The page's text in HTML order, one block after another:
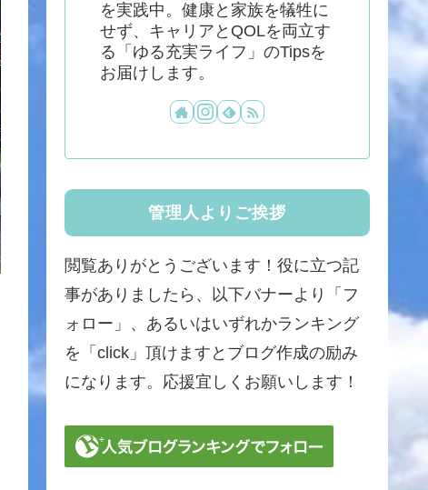
を実践中。健康と家族を犠牲に
せず、キャリアとQOLを両立す
る「ゆる充実ライフ」のTipsを
お届けします。
管理人よりご挨拶
閲覧ありがとうございます！役に立つ記
事がありましたら、以下バナーより「フ
ォロー」、あるいはいずれかランキング
を「click」頂けますとブログ作成の励み
になります。応援宜しくお願いします！